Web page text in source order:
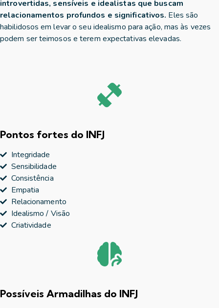
introvertidas, sensíveis e idealistas que buscam
relacionamentos profundos e significativos. Eles são
habilidosos em levar o seu idealismo para ação, mas às vezes
podem ser teimosos e terem expectativas elevadas.
Pontos fortes do INFJ
Integridade
Sensibilidade
Consistência
Empatia
Relacionamento
Idealismo / Visão
Criatividade
Possíveis Armadilhas do INFJ